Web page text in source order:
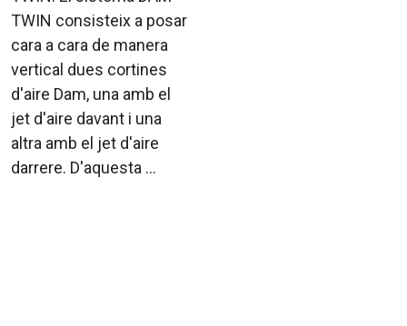
TWIN consisteix a posar
cara a cara de manera
vertical dues cortines
d'aire Dam, una amb el
jet d'aire davant i una
altra amb el jet d'aire
darrere. D'aquesta ...